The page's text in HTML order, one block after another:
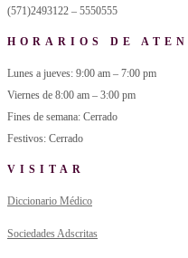
(571)2493122 – 5550555
HORARIOS DE
Lunes a jueves: 9:00 am – 7:00 pm
Viernes de 8:00 am – 3:00 pm
Fines de semana: Cerrado
Festivos: Cerrado
VISITAR
Diccionario Médico
Sociedades Adscritas